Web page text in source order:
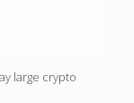
large crypto